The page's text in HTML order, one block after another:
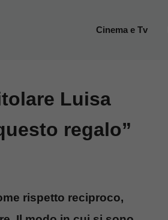
Cinema e Tv
Luisa
regalo”
rispetto reciproco,